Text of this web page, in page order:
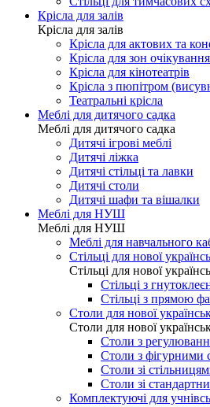
Крісла для залів
Крісла для залів
Крісла для актових та
Крісла для зон очікування
Крісла для кінотеатрів
Крісла з пюпітром
Театральні крісла
Меблі для дитячого садка
Меблі для дитячого садка
Дитячі ігрові меблі
Дитячі ліжка
Дитячі стільці та лавки
Дитячі столи
Дитячі шафи та вішалки
Меблі для НУШ
Меблі для НУШ
Меблі для навчального
Стільці для нової
Стільці для нової
Стільці з
Стільці з прямою
Столи для нової
Столи для нової
Столи з
Столи з фігурними
Столи зі
Столи зі
Комплектуючі для